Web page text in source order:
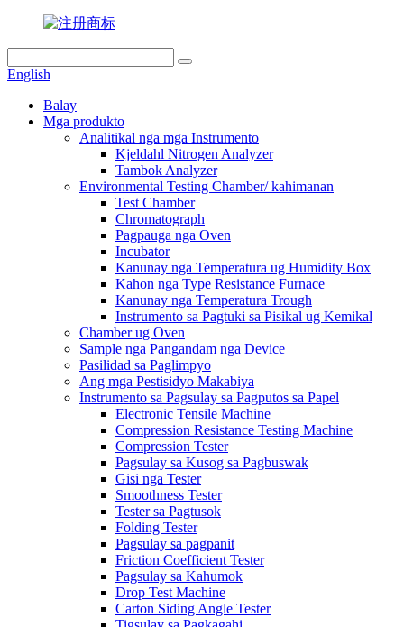
English
Balay
Mga produkto
Analitikal nga mga Instrumento
Kjeldahl Nitrogen Analyzer
Tambok Analyzer
Environmental Testing Chamber/ kahimanan
Test Chamber
Chromatograph
Pagpauga nga Oven
Incubator
Kanunay nga Temperatura ug Humidity Box
Kahon nga Type Resistance Furnace
Kanunay nga Temperatura Trough
Instrumento sa Pagtuki sa Pisikal ug Kemikal
Chamber ug Oven
Sample nga Pangandam nga Device
Pasilidad sa Paglimpyo
Ang mga Pestisidyo Makabiya
Instrumento sa Pagsulay sa Pagputos sa Papel
Electronic Tensile Machine
Compression Resistance Testing Machine
Compression Tester
Pagsulay sa Kusog sa Pagbuswak
Gisi nga Tester
Smoothness Tester
Tester sa Pagtusok
Folding Tester
Pagsulay sa pagpanit
Friction Coefficient Tester
Pagsulay sa Kahumok
Drop Test Machine
Carton Siding Angle Tester